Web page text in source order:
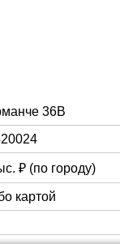
36В
₽ (по городу)
картой